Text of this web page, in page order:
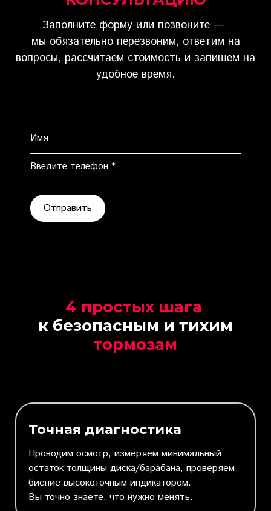
Заполните форму или позвоните —
мы обязательно перезвоним, ответим на
вопросы, рассчитаем стоимость и запишем на
удобное время.
Имя
Введите телефон *
Отправить
4 простых шага
к безопасным и тихим
тормозам
Точная диагностика
Проводим осмотр, измеряем минимальный
остаток толщины диска/барабана, проверяем
биение высокоточным индикатором.
Вы точно знаете, что нужно менять.